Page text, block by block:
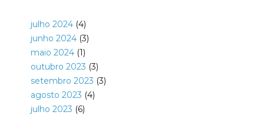
julho 2024(4)
junho 2024(3)
maio 2024(1)
outubro 2023 (3)
setembro 2023 (3)
agosto 2023 (4)
julho 2023 (6)